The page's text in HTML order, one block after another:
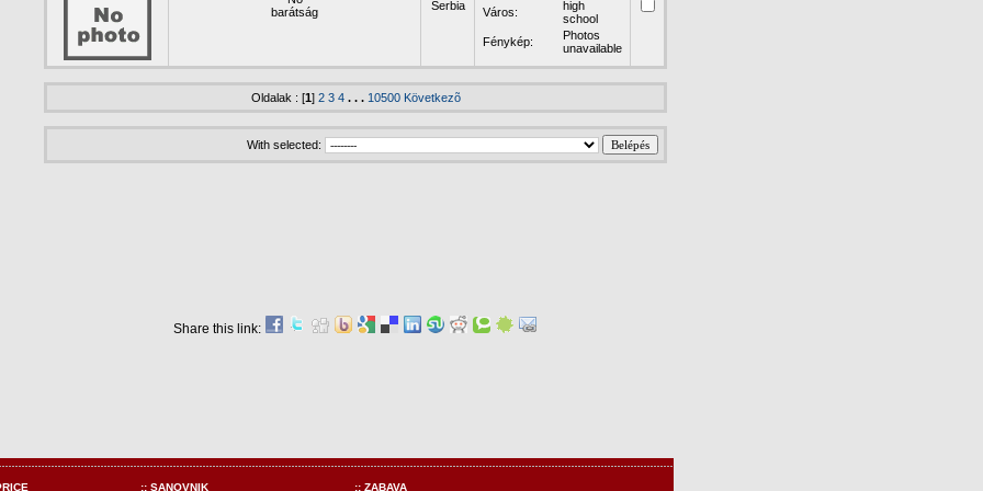
barátság
Serbia Város:
high
school
Fénykép:
Photos
unavailable
Oldalak : [1] 2 3 4 . . . 10500 Következõ
With selected:
Share this link:
:: SANOVNIK :: ZABAVA